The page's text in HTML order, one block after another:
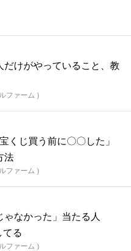
だけがやっていること、教
ファーム )
くじ買う前に〇〇した」
法
ファーム )
ゃなかった」当たる人
てる
ファーム )